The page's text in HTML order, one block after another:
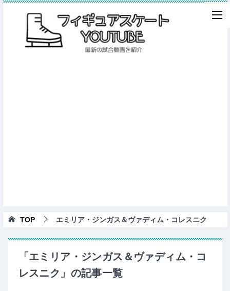
TOP エミリア・ジンガス＆ヴァディム・コレスニク
「エミリア・ジンガス＆ヴァディム・コ
レスニク」の記事一覧